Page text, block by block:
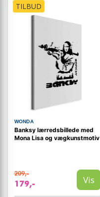
TILBUD
WONDA
Banksy lærredsbillede med
Mona Lisa og vægkunstmotiv
209,-
179,- Vis